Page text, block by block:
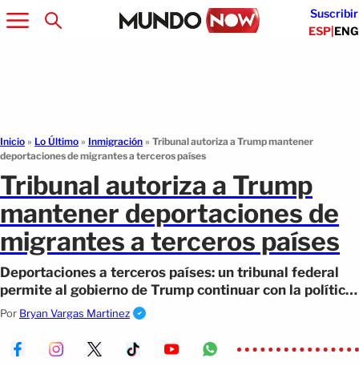
Suscribir
ESP|ENG
Inicio » Lo Último » Inmigración » Tribunal autoriza a Trump mantener
deportaciones de migrantes a terceros países
Tribunal autoriza a Trump
mantener deportaciones de
migrantes a terceros países
Deportaciones a terceros países: un tribunal federal
permite al gobierno de Trump continuar con la política
mientras sigue el litigio
Por Bryan Vargas Martinez